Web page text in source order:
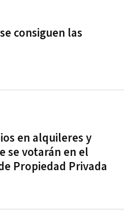
consiguen las
en alquileres y
se votarán en el
Propiedad Privada